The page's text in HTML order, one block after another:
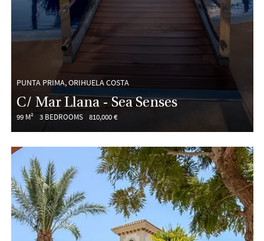
PUNTA PRIMA, ORIHUELA COSTA
C/ Mar Llana - Sea Senses
99 M² 3 BEDROOMS 810,000 €